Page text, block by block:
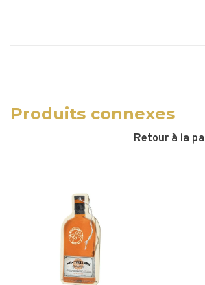
Produits connexes
Retour à la